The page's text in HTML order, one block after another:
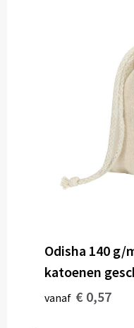
Odisha 140 g/
katoenen
vanaf € 0,57